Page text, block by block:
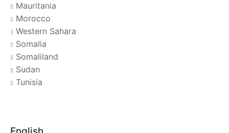
Mauritania
Morocco
Western Sahara
Somalia
Somaliland
Sudan
Tunisia